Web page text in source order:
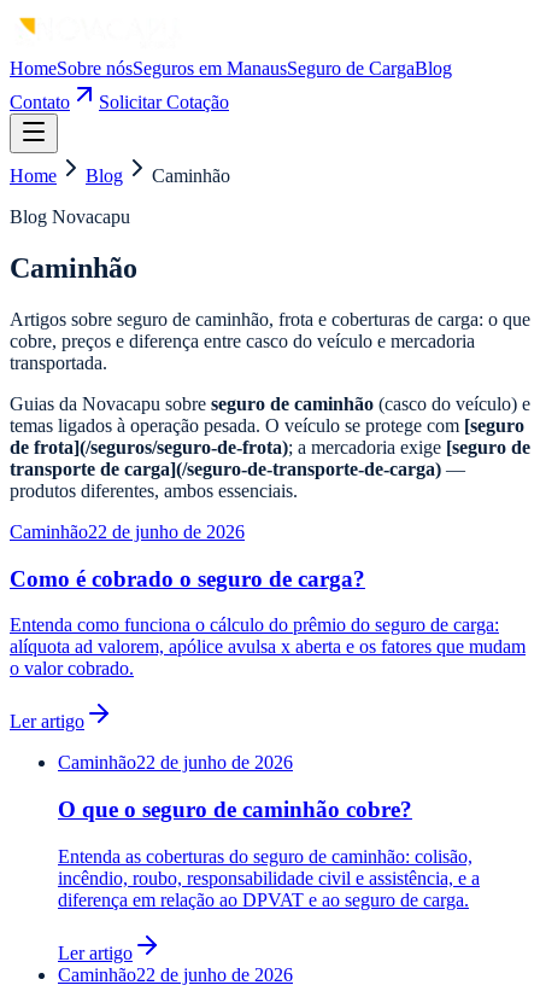
HomeSobre nósSeguros em ManausSeguro de CargaBlog
Contato
Solicitar Cotação
Home Blog
Caminhão
Blog Novacapu
Caminhão
Artigos sobre seguro de caminhão, frota e coberturas de carga: o que
cobre, preços e diferença entre casco do veículo e mercadoria
transportada.
Guias da Novacapu sobre seguro de caminhão (casco do veículo) e
temas ligados à operação pesada. O veículo se protege com [seguro
de frota](/seguros/seguro-de-frota); a mercadoria exige [seguro de
transporte de carga](/seguro-de-transporte-de-carga) —
produtos diferentes, ambos essenciais.
Caminhão22 de junho de 2026
Como é cobrado o seguro de carga?
Entenda como funciona o cálculo do prêmio do seguro de carga:
alíquota ad valorem, apólice avulsa x aberta e os fatores que mudam
o valor cobrado.
Ler artigo
Caminhão22 de junho de 2026
O que o seguro de caminhão cobre?
Entenda as coberturas do seguro de caminhão: colisão,
incêndio, roubo, responsabilidade civil e assistência, e a
diferença em relação ao DPVAT e ao seguro de carga.
Ler artigo
Caminhão22 de junho de 2026